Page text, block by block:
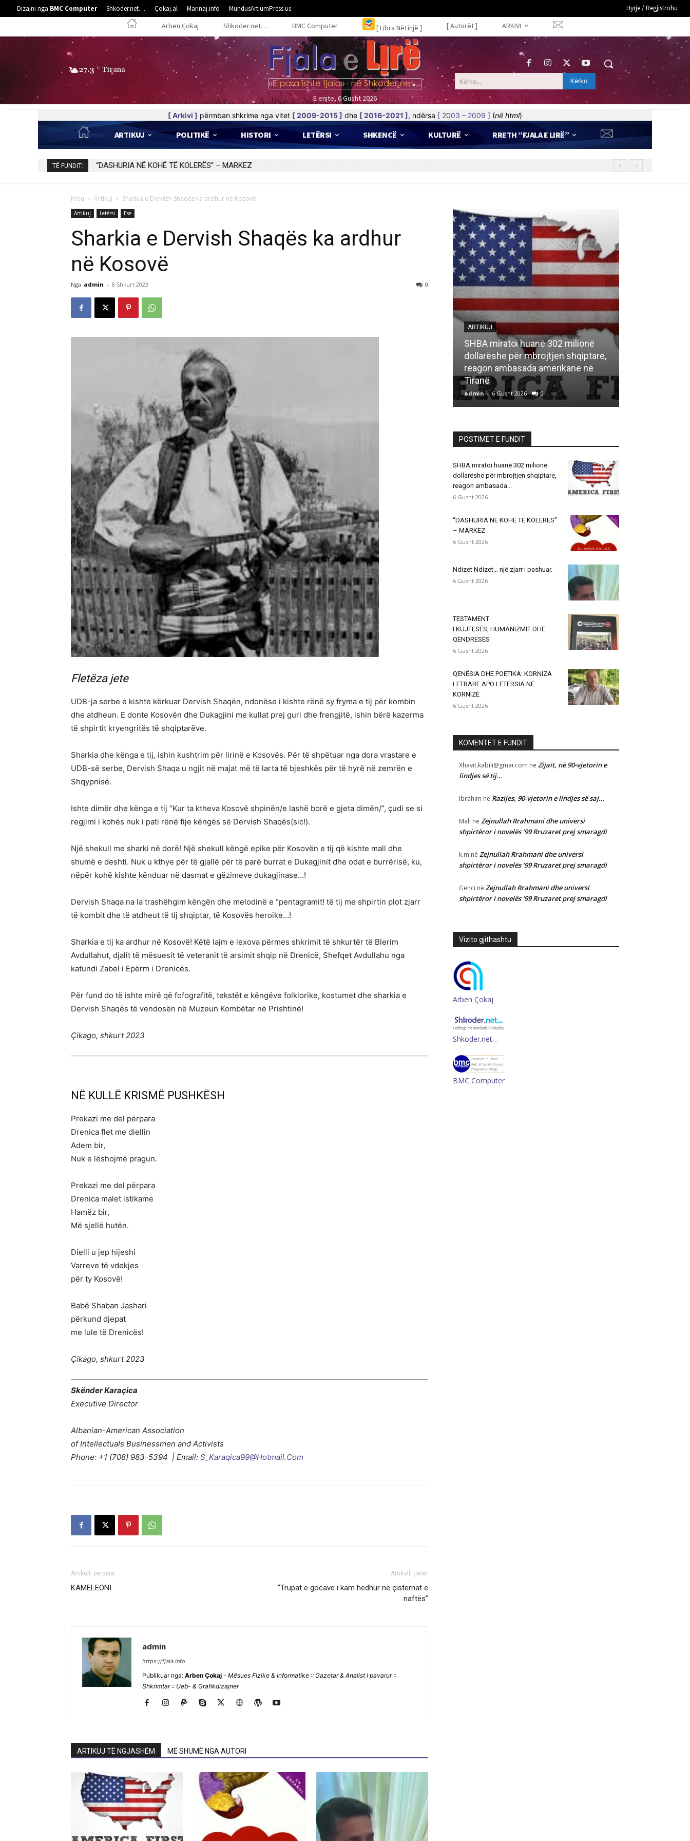
Dizajni nga BMC Computer Shkoder.net… Çokaj.al Marinaj.info MundusArtiumPress.us Hyrje / Regjistrohu
Arben Çokaj Shkoder.net… BMC Computer [ Libra NëLinjë ] [ Autorët ] ARKIVI
27.3 C Tirana
E enjte, 6 Gusht 2026
Kërko... Kërko
[ Arkivi ] përmban shkrime nga vitet [ 2009-2015 ] dhe [ 2016-2021 ], ndërsa [ 2003 – 2009 ] (në html)
ARTIKUJ POLITIKË HISTORI LETËRSI SHKENCË KULTURË RRETH “FJALA E LIRË”
TË FUNDIT: “DASHURIA NË KOHË TË KOLERËS” – MARKEZ
Kreu Artikuj Sharkia e Dervish Shaqës ka ardhur në Kosovë
Artikuj Letërsi Ese
Sharkia e Dervish Shaqës ka ardhur
në Kosovë
Nga admin - 8 Shkurt 2023 0
Fletëza jete
UDB-ja serbe e kishte kërkuar Dervish Shaqën, ndonëse i kishte rënë sy fryma e tij për kombin
dhe atdheun. E donte Kosovën dhe Dukagjini me kullat prej guri dhe frengjitë, ishin bërë kazerma
të shpirtit kryengritës të shqiptarëve.
Sharkia dhe kënga e tij, ishin kushtrim për lirinë e Kosovës. Për të shpëtuar nga dora vrastare e
UDB-së serbe, Dervish Shaqa u ngjit në majat më të larta të bjeshkës për të hyrë në zemrën e
Shqypnisë.
Ishte dimër dhe kënga e tij “Kur ta ktheva Kosovë shpinën/e lashë borë e gjeta dimën/”, çudi se si
regjimi i kohës nuk i pati rënë fije këngës së Dervish Shaqës(sic!).
Një shekull me sharki në dorë! Një shekull këngë epike për Kosovën e tij që kishte mall dhe
shumë e deshti. Nuk u kthye për të gjallë për të parë burrat e Dukagjinit dhe odat e burrërisë, ku,
nëpër kohë kishte kënduar në dasmat e gëzimeve dukagjinase…!
Dervish Shaqa na la trashëhgim këngën dhe melodinë e “pentagramit! të tij me shpirtin plot zjarr
të kombit dhe të atdheut të tij shqiptar, të Kosovës heroike…!
Sharkia e tij ka ardhur në Kosovë! Këtë lajm e lexova përmes shkrimit të shkurtër të Blerim
Avdullahut, djalit të mësuesit të veteranit të arsimit shqip në Drenicë, Shefqet Avdullahu nga
katundi Zabel i Epërm i Drenicës.
Për fund do të ishte mirë që fofografitë, tekstët e këngëve folklorike, kostumet dhe sharkia e
Dervish Shaqës të vendosën në Muzeun Kombëtar në Prishtinë!
Çikago, shkurt 2023
NË KULLË KRISMË PUSHKËSH
Prekazi me del përpara
Drenica flet me diellin
Adem bir,
Nuk e lëshojmë pragun.
Prekazi me del përpara
Drenica malet istikame
Hamëz bir,
Më sjellë hutën.
Dielli u jep hijeshi
Varreve të vdekjes
për ty Kosovë!
Babë Shaban Jashari
përkund djepat
me lule të Drenicës!
Çikago, shkurt 2023
Skënder Karaçica
Executive Director
Albanian-American Association
of Intellectuals Businessmen and Activists
Phone: +1 (708) 983-5394 | Email: S_Karaqica99@Hotmail.Com
Artikulli përpara
KAMELEONI
Artikulli tjetër
“Trupat e gocave i kam hedhur në çisternat e
naftës”
admin
https://fjala.info
Publikuar nga: Arben Çokaj - Mësues Fizike & Informatike :: Gazetar & Analist i pavarur ::
Shkrimtar :: Ueb- & Grafikdizajner
ARTIKUJ TË NGJASHËM MË SHUMË NGA AUTORI
ARTIKUJ
SHBA miratoi huanë 302 milionë
dollarëshe për mbrojtjen shqiptare,
reagon ambasada amerikane në
Tiranë
admin - 6 Gusht 2026 0
POSTIMET E FUNDIT
SHBA miratoi huanë 302 milionë
dollarëshe për mbrojtjen shqiptare,
reagon ambasada...
6 Gusht 2026
“DASHURIA NË KOHË TË KOLERËS”
– MARKEZ
6 Gusht 2026
Ndizet Ndizet… një zjarr i pashuar.
6 Gusht 2026
TESTAMENT
I KUJTESËS, HUMANIZMIT DHE
QËNDRESËS
6 Gusht 2026
QENËSIA DHE POETIKA: KORNIZA
LETRARE APO LETËRSIA NË
KORNIZË
6 Gusht 2026
KOMENTET E FUNDIT
Xhavit.kabili@gmai.com në Zijait, në 90-vjetorin e
lindjes së tij…
Ibrahim në Razijes, 90-vjetorin e lindjes së saj…
Mali në Zejnullah Rrahmani dhe universi
shpirtëror i novelës ‘99 Rruzaret prej smaragdi
k.m në Zejnullah Rrahmani dhe universi
shpirtëror i novelës ‘99 Rruzaret prej smaragdi
Genci në Zejnullah Rrahmani dhe universi
shpirtëror i novelës ‘99 Rruzaret prej smaragdi
Vizito gjithashtu
Arben Çokaj
Shkoder.net…
BMC Computer